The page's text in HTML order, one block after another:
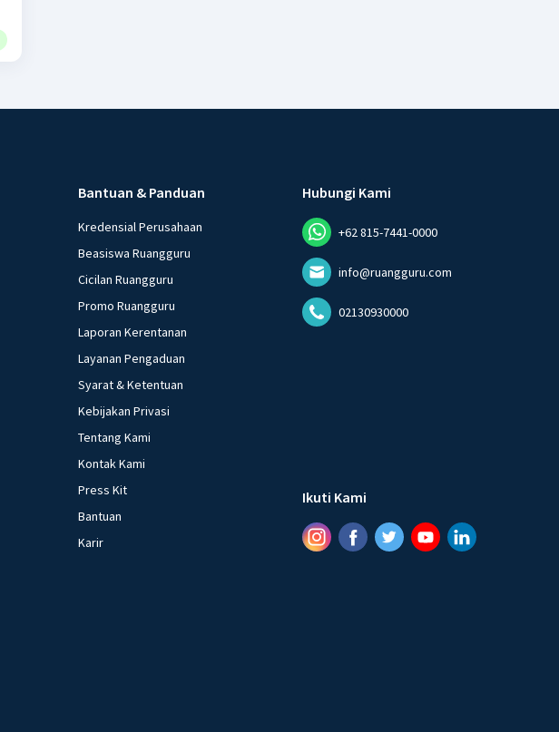
Bantuan & Panduan
Kredensial Perusahaan
Beasiswa Ruangguru
Cicilan Ruangguru
Promo Ruangguru
Laporan Kerentanan
Layanan Pengaduan
Syarat & Ketentuan
Kebijakan Privasi
Tentang Kami
Kontak Kami
Press Kit
Bantuan
Karir
Hubungi Kami
+62 815-7441-0000
info@ruangguru.com
02130930000
Ikuti Kami